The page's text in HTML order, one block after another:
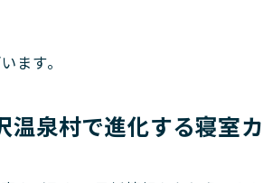
ます。
泉村で進化する寝室